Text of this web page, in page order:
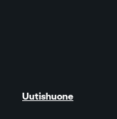
Uutishuone